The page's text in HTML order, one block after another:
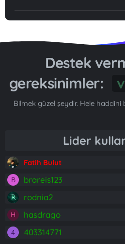
Destek
gereksinimler:
Bilmek güzel şeydir. Hele haddini
Lider
Fatih Bulut
B brareis123
rodnia2
H hasdrago
4 403314771